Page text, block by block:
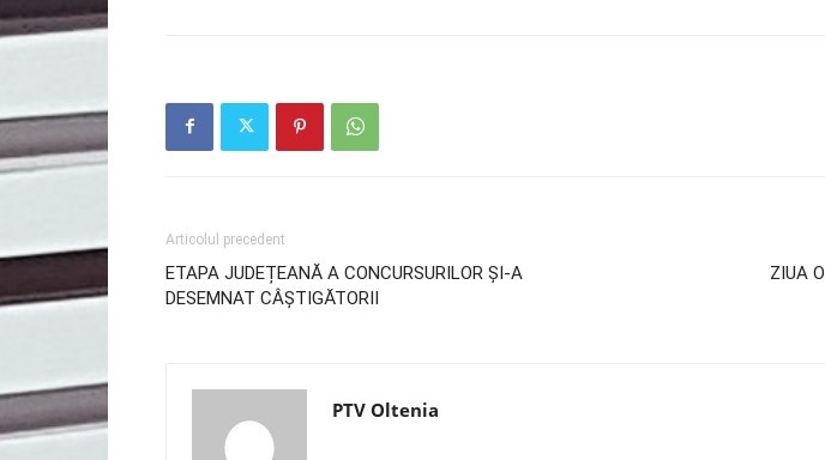
Articolul precedent
ETAPA JUDEȚEANĂ A CONCURSURILOR ȘI-A
DESEMNAT CÂȘTIGĂTORII
ZIUA
PTV Oltenia